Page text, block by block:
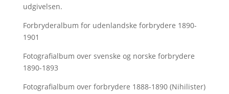
udgivelsen.
Forbryderalbum for udenlandske forbrydere 1890-
1901
Fotografialbum over svenske og norske forbrydere
1890-1893
Fotografialbum over forbrydere 1888-1890 (Nihilister)